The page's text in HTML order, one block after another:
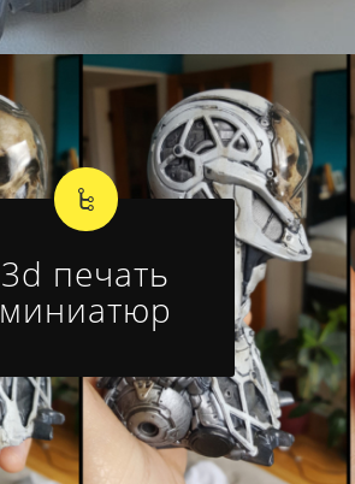
3d печать
миниатюр